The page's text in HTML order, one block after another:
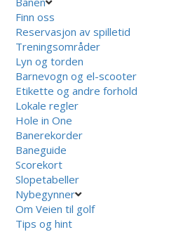
Finn oss
Reservasjon av spilletid
Treningsområder
Lyn og torden
Barnevogn og el-scooter
Etikette og andre forhold
Lokale regler
Hole in One
Banerekorder
Baneguide
Scorekort
Slopetabeller
Nybegynner
Om Veien til golf
Tips og hint